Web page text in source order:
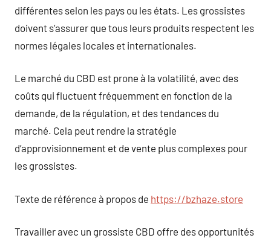
différentes selon les pays ou les états. Les grossistes
doivent s’assurer que tous leurs produits respectent les
normes légales locales et internationales.
Le marché du CBD est prone à la volatilité, avec des
coûts qui fluctuent fréquemment en fonction de la
demande, de la régulation, et des tendances du
marché. Cela peut rendre la stratégie
d’approvisionnement et de vente plus complexes pour
les grossistes.
Texte de référence à propos de https://bzhaze.store
Travailler avec un grossiste CBD offre des opportunités